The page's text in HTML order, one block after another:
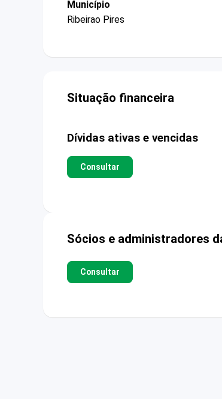
Município
Ribeirao Pires
Situação financeira
Dívidas ativas e vencidas
Consultar
Sócios e administradores
Consultar